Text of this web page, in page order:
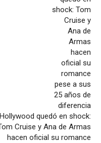
Hollywood quedó en shock:
Cruise y Ana de Armas
hacen oficial su romance